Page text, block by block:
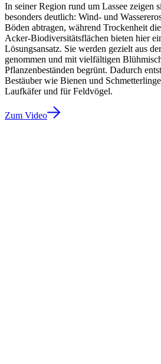
In seiner Region rund um Lassee zeigen
besonders deutlich: Wind- und
Böden abtragen, während Trockenheit
Acker-Biodiversitätsflächen bieten hier
Lösungsansatz. Sie werden gezielt aus
genommen und mit vielfältigen
Pflanzenbeständen begrünt. Dadurch
Bestäuber wie Bienen und
Laufkäfer und für Feldvögel.
Zum Video